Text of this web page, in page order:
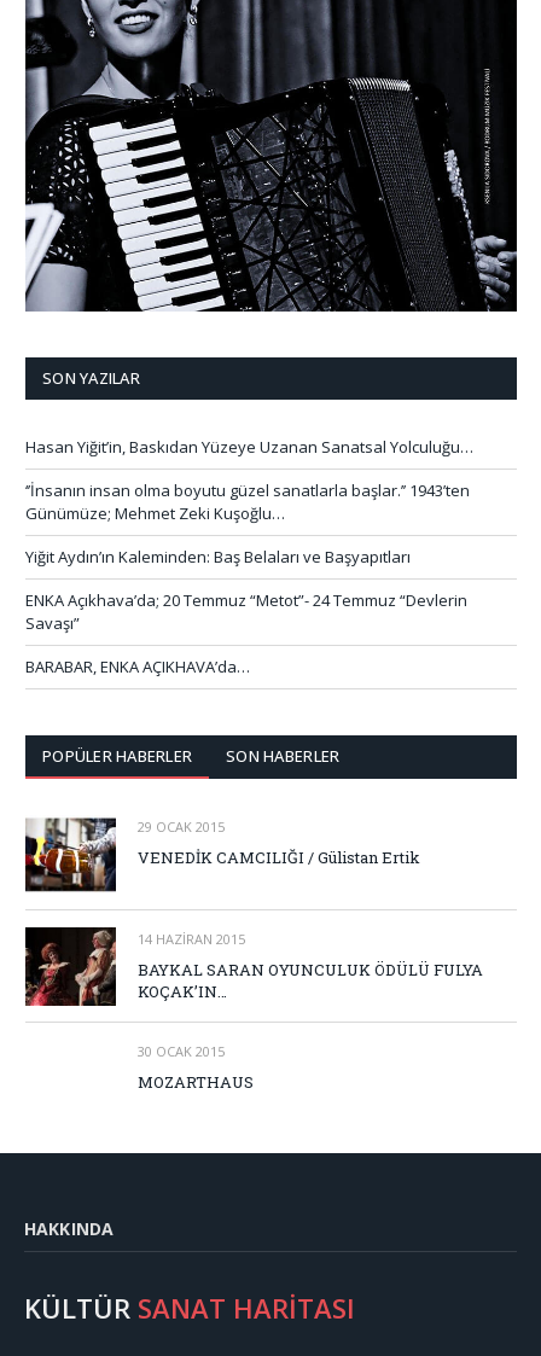
SON YAZILAR
Hasan Yiğit’in, Baskıdan Yüzeye Uzanan Sanatsal Yolculuğu…
‘’İnsanın insan olma boyutu güzel sanatlarla başlar.’’ 1943’ten
Günümüze; Mehmet Zeki Kuşoğlu…
Yiğit Aydın’ın Kaleminden: Baş Belaları ve Başyapıtları
ENKA Açıkhava’da; 20 Temmuz “Metot”- 24 Temmuz “Devlerin
Savaşı”
BARABAR, ENKA AÇIKHAVA’da…
POPÜLER HABERLER SON HABERLER
29 OCAK 2015
VENEDİK CAMCILIĞI / Gülistan Ertik
14 HAZIRAN 2015
BAYKAL SARAN OYUNCULUK ÖDÜLÜ FULYA
KOÇAK’IN…
30 OCAK 2015
MOZARTHAUS
HAKKINDA
KÜLTÜR SANAT HARİTASI